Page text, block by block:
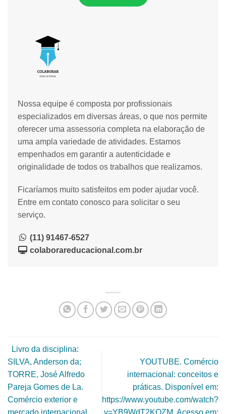
Nossa equipe é composta por profissionais
especializados em diversas áreas, o que nos permite
oferecer uma assessoria completa na elaboração de
uma ampla variedade de atividades. Estamos
empenhados em garantir a autenticidade e
originalidade de todos os trabalhos que realizamos.
Ficaríamos muito satisfeitos em poder ajudar você.
Entre em contato conosco para solicitar o seu
serviço.
(11) 91467-6527
colaborareducacional.com.br
Livro da disciplina:
SILVA, Anderson da;
TORRE, José Alfredo
Pareja Gomes de La.
Comércio exterior e
YOUTUBE. Comércio
internacional: conceitos e
práticas. Disponível em:
https://www.youtube.com/watch?